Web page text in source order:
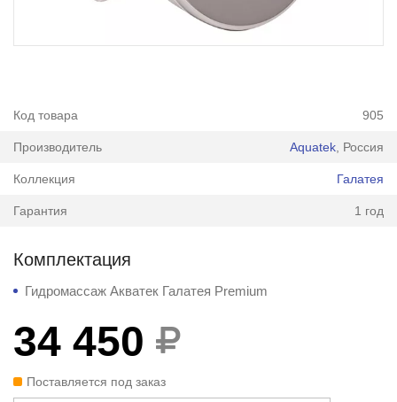
Код товара 905
Производитель Aquatek , Россия
Коллекция Галатея
Гарантия 1 год
Комплектация
Гидромассаж Акватек Галатея Premium
34 450
Поставляется под заказ